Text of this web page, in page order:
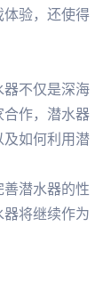
验，还使得
不仅是深海
作，潜水器
如何利用潜
潜水器的性
将继续作为